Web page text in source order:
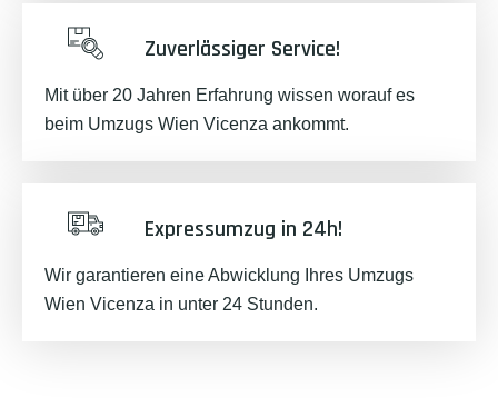
Zuverlässiger Service!
Mit über 20 Jahren Erfahrung wissen worauf es
beim Umzugs Wien Vicenza ankommt.
Expressumzug in 24h!
Wir garantieren eine Abwicklung Ihres Umzugs
Wien Vicenza in unter 24 Stunden.